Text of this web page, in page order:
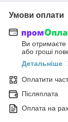
Умови оплати
Ви
або гроші
Детальніше
Оплатити
Післяплата
Оплата на